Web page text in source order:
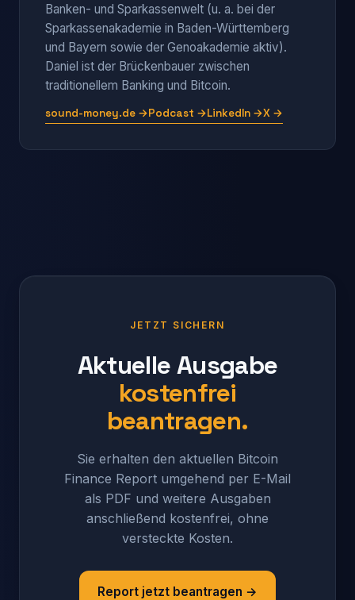
Banken- und Sparkassenwelt (u. a. bei der
Sparkassenakademie in Baden-Württemberg
und Bayern sowie der Genoakademie aktiv).
Daniel ist der Brückenbauer zwischen
traditionellem Banking und Bitcoin.
sound-money.de →Podcast →LinkedIn →X →
JETZT SICHERN
Aktuelle Ausgabe
kostenfrei
beantragen.
Sie erhalten den aktuellen Bitcoin
Finance Report umgehend per E-Mail
als PDF und weitere Ausgaben
anschließend kostenfrei, ohne
versteckte Kosten.
Report jetzt beantragen →